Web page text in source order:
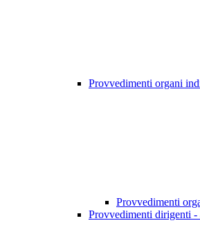
Provvedimenti organi
Provvedimenti
Provvedimenti dirigenti -